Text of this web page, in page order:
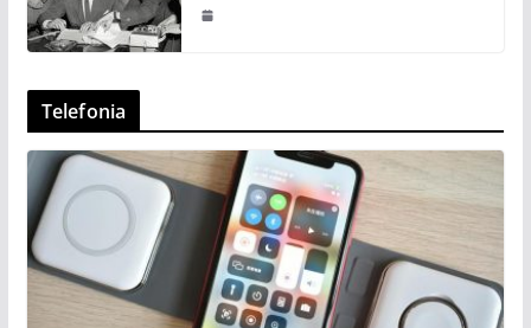
Telefonia